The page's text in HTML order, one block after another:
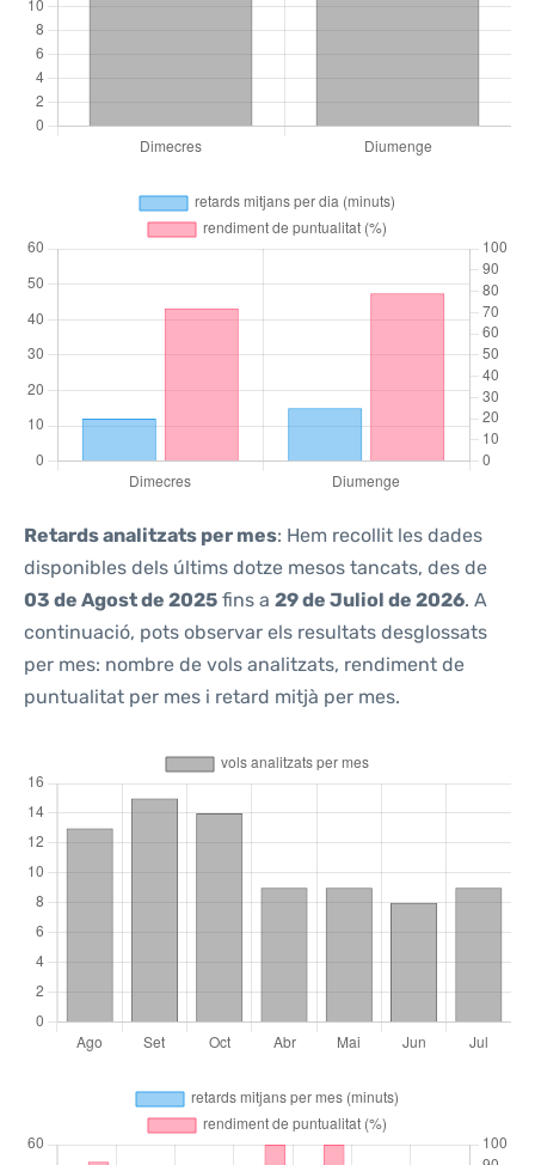
Retards analitzats per mes: Hem recollit les dades
disponibles dels últims dotze mesos tancats, des de
03 de Agost de 2025 fins a 29 de Juliol de 2026. A
continuació, pots observar els resultats desglossats
per mes: nombre de vols analitzats, rendiment de
puntualitat per mes i retard mitjà per mes.